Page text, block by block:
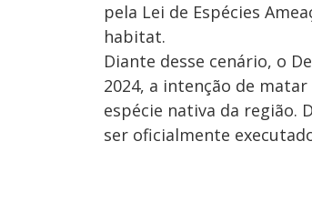
pela Lei de Espécies
habitat.
Diante desse cenário, o
2024, a intenção de
espécie nativa da região.
ser oficialmente